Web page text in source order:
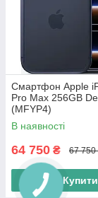
Смартфон Apple
Pro Max 256GB
(MFYP4)
В наявності
64 750 ₴ 67 750
Купити